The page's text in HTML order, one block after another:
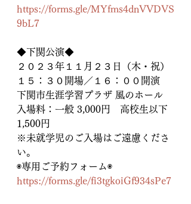
https://forms.gle/MYfms4dnVVDVS
9bL7
◆下関公演◆
２０２３年１１月２３日（木・祝）
１５：３０開場／１６：００開演
下関市生涯学習プラザ 風のホール
入場料：一般 3,000円　高校生以下
1,500円
※未就学児のご入場はご遠慮くださ
い。
◉専用ご予約フォーム◉
https://forms.gle/fi3tgkoiGf934sPe7